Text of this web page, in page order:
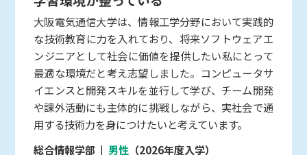
大阪電気通信大学は、情報工学分野において実践的
な技術教育に力を入れており、将来ソフトウェアエ
ンジニアとして社会に価値を提供したい私にとって
最適な環境だと考え志望しました。コンピュータサ
イエンスと開発スキルを並行して学び、チーム開発
や課外活動にも主体的に挑戦しながら、実社会で通
用する技術力を身につけたいと考えています。
総合情報学部
男性 （2026年度入学）